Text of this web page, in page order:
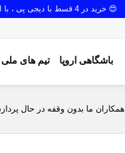
😍 خرید در 4 قسط با دیجی پی ، با اولین پیش پرداخت سفارش ارسال میشه 😍
باشگاهی اروپا تیم های ملی
همکاران ما بدون وقفه در حال